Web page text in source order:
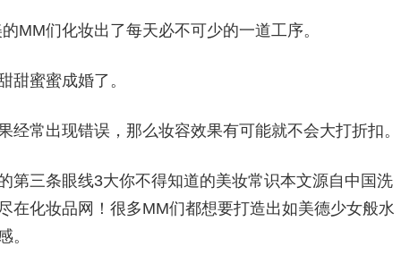
MM们化妆出了每天必不可少的一道工序。
甜蜜蜜成婚了。
常出现错误，那么妆容效果有可能就不会大打折扣。
第三条眼线3大你不得知道的美妆常识本文源自中国洗
在化妆品网！很多MM们都想要打造出如美德少女般水
。